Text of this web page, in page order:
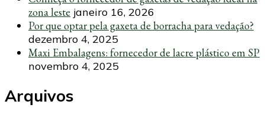
zona leste janeiro 16, 2026
Por que optar pela gaxeta de borracha para vedação?
dezembro 4, 2025
Maxi Embalagens: fornecedor de lacre plástico em SP
novembro 4, 2025
Arquivos